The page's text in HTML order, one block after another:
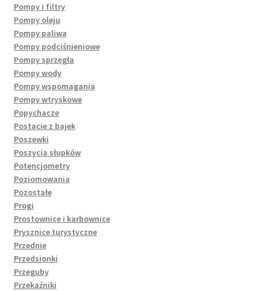
Pompy i filtry
Pompy oleju
Pompy paliwa
Pompy podciśnieniowe
Pompy sprzęgła
Pompy wody
Pompy wspomagania
Pompy wtryskowe
Popychacze
Postacie z bajek
Poszewki
Poszycia słupków
Potencjometry
Poziomowania
Pozostałe
Progi
Prostownice i karbownice
Prysznice turystyczne
Przednie
Przedsionki
Przeguby
Przekaźniki